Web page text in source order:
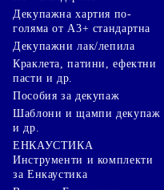
Декупажна хартия по-
голяма от А3+ стандартна
Декупажни лак/лепила
Краклета, патини, ефектни
пасти и др.
Пособия за декупаж
Шаблони и щампи декупаж
и др.
ЕНКАУСТИКА
Инструменти и комплекти
за Енкаустика